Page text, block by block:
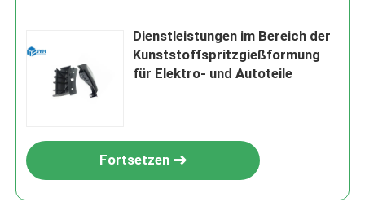
Dienstleistungen im Bereich der
Kunststoffspritzgießformung
für Elektro- und Autoteile
Fortsetzen